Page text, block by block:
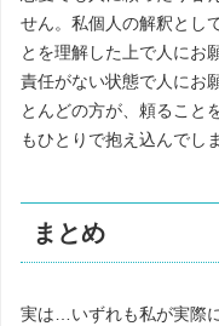
せん。私個人の解釈とし
とを理解した上で人にお
責任がない状態で人にお
とんどの方が、頼ること
もひとりで抱え込んでし
まとめ
実は…いずれも私が実際